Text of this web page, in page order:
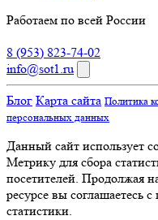
Работаем по всей России
8 (953) 823-74-02
info@sot1.ru
Блог Карта сайта Политика
персональных данных
Данный сайт использует
Метрику для сбора
посетителей. Продолжая
ресурсе вы соглашаетесь
статистики.